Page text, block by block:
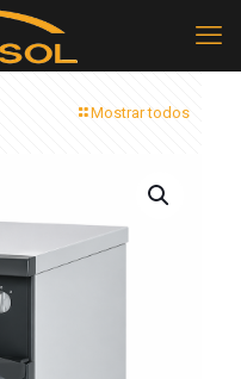
Mostrar todos